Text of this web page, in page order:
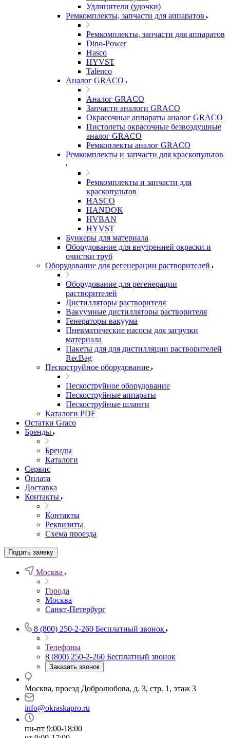
Удлинители (удочки)
Ремкомплекты, запчасти для аппаратов
Ремкомплекты, запчасти для аппаратов
Dino-Power
Hasco
HYVST
Talenco
Аналог GRACO
Аналог GRACO
Запчасти аналоги GRACO
Окрасочные аппараты аналог GRACO
Пистолеты окрасочные безвоздушные
аналог GRACO
Ремкоплекты аналог GRACO
Ремкомплекты и запчасти для краскопультов
Ремкомплекты и запчасти для
краскопультов
HASCO
HANDOK
HVBAN
HYVST
Бункеры для материала
Оборудование для внутренней окраски и
очистки труб
Оборудование для регенерации растворителей
Оборудование для регенерации
растворителей
Дистилляторы растворителя
Вакуумные дистилляторы растворителя
Генераторы вакуума
Пневматические насосы для загрузки
материала
Пакеты для для дистилляции растворителей
RecBag
Пескоструйное оборудование
Пескоструйное оборудование
Пескоструйные аппараты
Пескоструйные шланги
Каталоги PDF
Остатки Graco
Бренды
Бренды
Каталоги
Сервис
Оплата
Доставка
Контакты
Контакты
Реквизиты
Схема проезда
Подать заявку
Москва
Города
Москва
Санкт-Петербург
8 (800) 250-2-260 Бесплатный звонок
Телефоны
8 (800) 250-2-260 Бесплатный звонок
Заказать звонок
Москва, проезд Добролюбова, д. 3, стр. 1, этаж 3
info@okraskapro.ru
пн-пт 9:00-18:00